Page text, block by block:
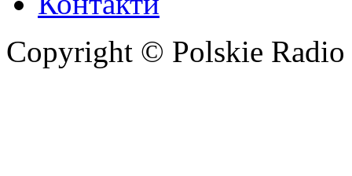
Copyright © Polskie